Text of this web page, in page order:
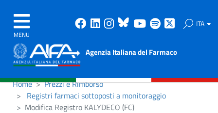
MENU
Facebook
Linkedin
Instagram
Bluesky
Youtube
Spotify ITA
Agenzia Italiana del Farmaco
Home
Prezzi e Rimborso
Registri farmaci sottoposti a monitoraggio
Modifica Registro KALYDECO (FC)